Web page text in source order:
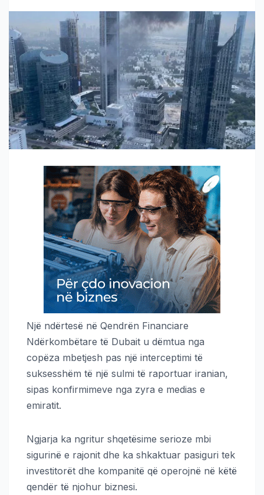
Një ndërtesë në Qendrën Financiare
Ndërkombëtare të Dubait u dëmtua nga
copëza mbetjesh pas një interceptimi të
suksesshëm të një sulmi të raportuar iranian,
sipas konfirmimeve nga zyra e medias e
emiratit.
Ngjarja ka ngritur shqetësime serioze mbi
sigurinë e rajonit dhe ka shkaktuar pasiguri tek
investitorët dhe kompanitë që operojnë në këtë
qendër të njohur biznesi.